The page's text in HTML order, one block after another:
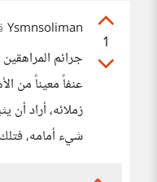
1
Ysmnsoliman
جرائم
عنفاً معيناً من
زملائه، أراد
شيء أمامه،